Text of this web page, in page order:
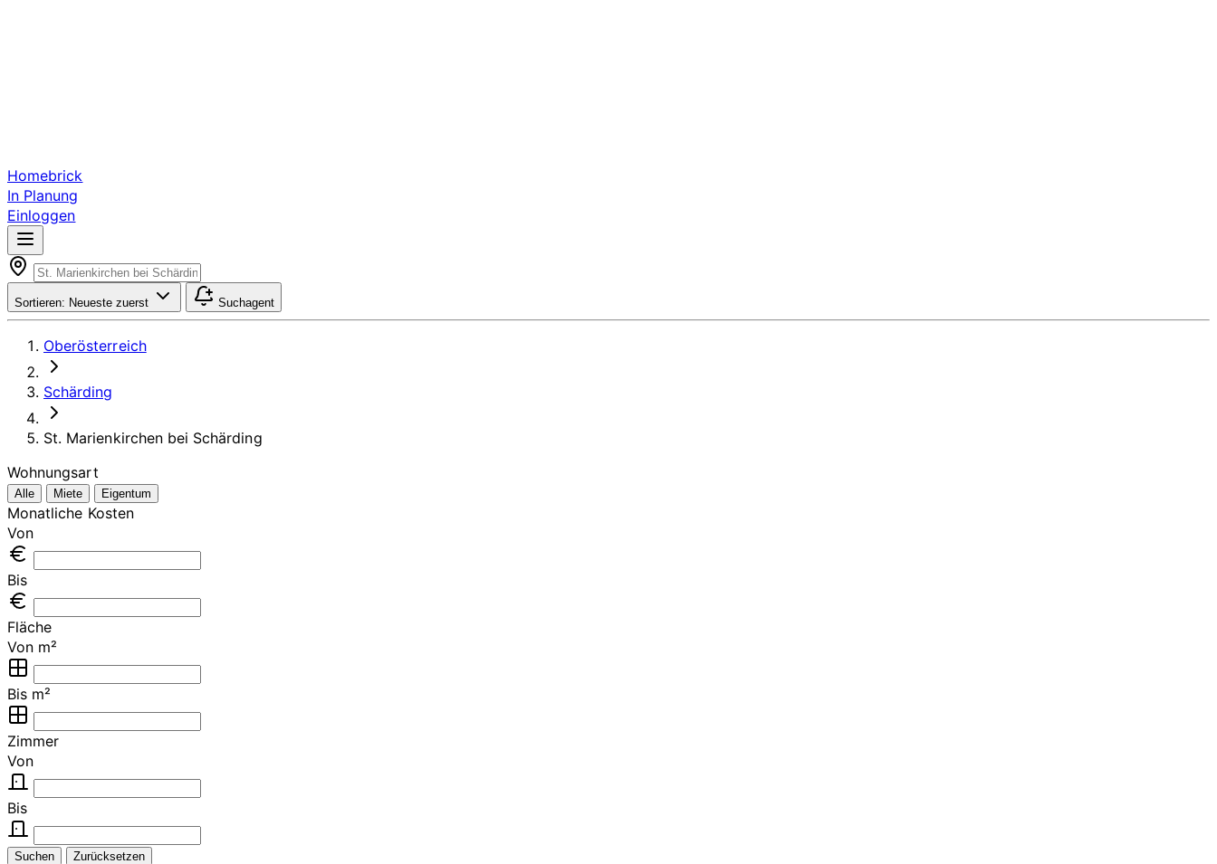
Homebrick
In Planung
Einloggen
Sortieren: Neueste zuerst Suchagent
Oberösterreich
Schärding
St. Marienkirchen bei Schärding
Wohnungsart
Alle Miete Eigentum
Monatliche Kosten
Von
Bis
Fläche
Von m²
Bis m²
Zimmer
Von
Bis
Suchen Zurücksetzen